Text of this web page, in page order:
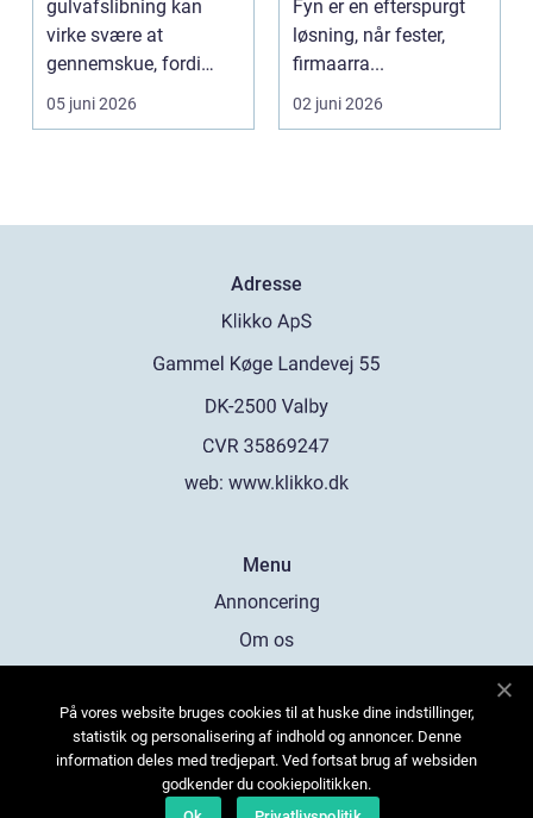
gulvafslibning kan
virke svære at
gennemskue, fordi
mange faktorer spiller
ind...
05 juni 2026
Fyn er en efterspurgt
løsning, når fester,
firmaarra...
02 juni 2026
Adresse
web: www.klikko.dk
Menu
Annoncering
Om os
Kontakt os
Sitemap
På vores website bruges cookies til at huske dine indstillinger,
statistik og personalisering af indhold og annoncer. Denne
information deles med tredjepart. Ved fortsat brug af websiden
godkender du cookiepolitikken.